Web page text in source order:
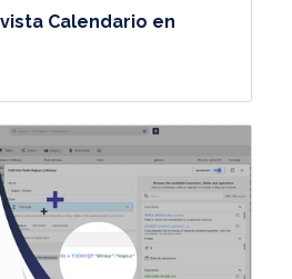
Calendario en